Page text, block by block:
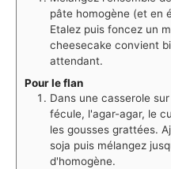
pâte homogène (et en
Etalez puis foncez un
cheesecake convient
attendant.
Pour le flan
Dans une casserole
fécule, l'agar-agar, le
les gousses grattées.
soja puis mélangez
d'homogène.